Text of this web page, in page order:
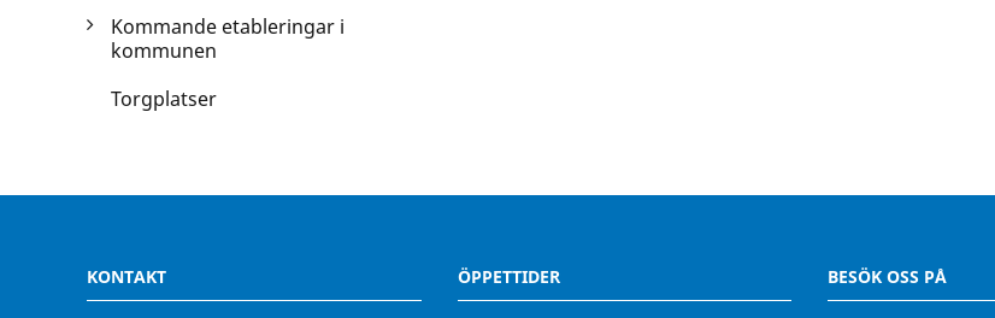
Kommande etableringar i
kommunen
Torgplatser
KONTAKT ÖPPETTIDER BESÖK OSS PÅ